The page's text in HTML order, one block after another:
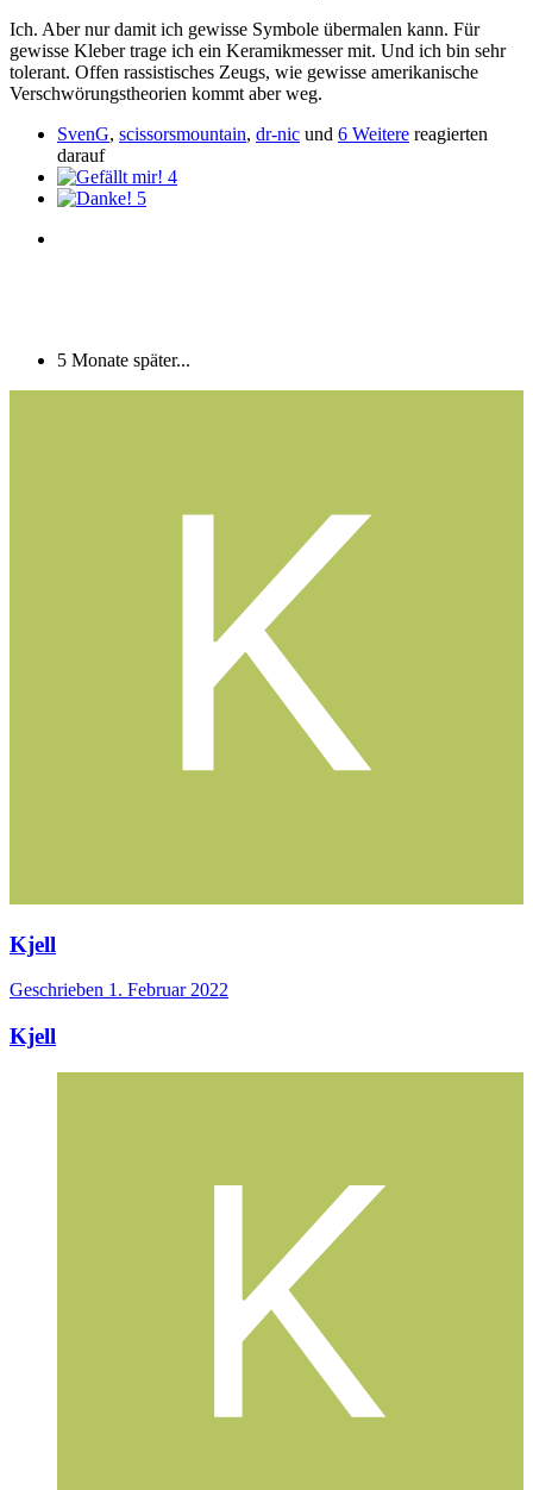
Ich. Aber nur damit ich gewisse Symbole übermalen kann. Für
gewisse Kleber trage ich ein Keramikmesser mit. Und ich bin sehr
tolerant. Offen rassistisches Zeugs, wie gewisse amerikanische
Verschwörungstheorien kommt aber weg.
SvenG, scissorsmountain, dr-nic und 6 Weitere reagierten
darauf
4
5
5 Monate später...
Kjell
Geschrieben 1. Februar 2022
Kjell